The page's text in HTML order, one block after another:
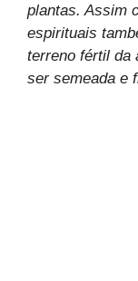
plantas. Assim
espirituais
terreno fértil da
ser semeada e